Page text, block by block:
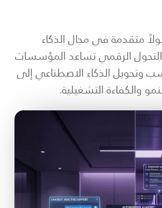
متقدمة في مجال الذكاء
الرقمي تساعد المؤسسات
وتحويل الذكاء الاصطناعي إلى
والكفاءة التشغيلية.